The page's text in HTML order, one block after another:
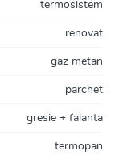
termosistem
renovat
gaz metan
parchet
gresie + faianta
termopan